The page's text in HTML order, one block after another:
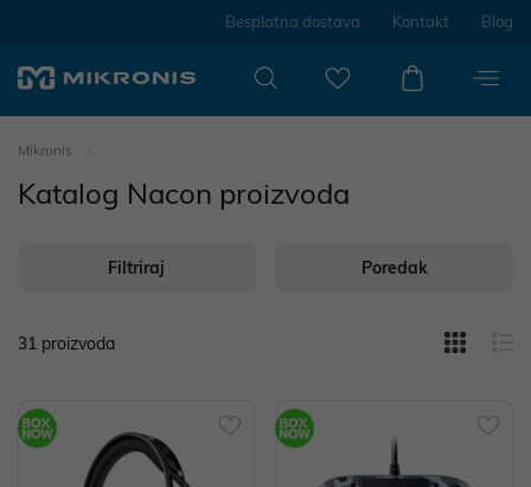
Besplatna dostava Kontakt Blog
Mikronis
Katalog Nacon proizvoda
Filtriraj Poredak
31 proizvoda